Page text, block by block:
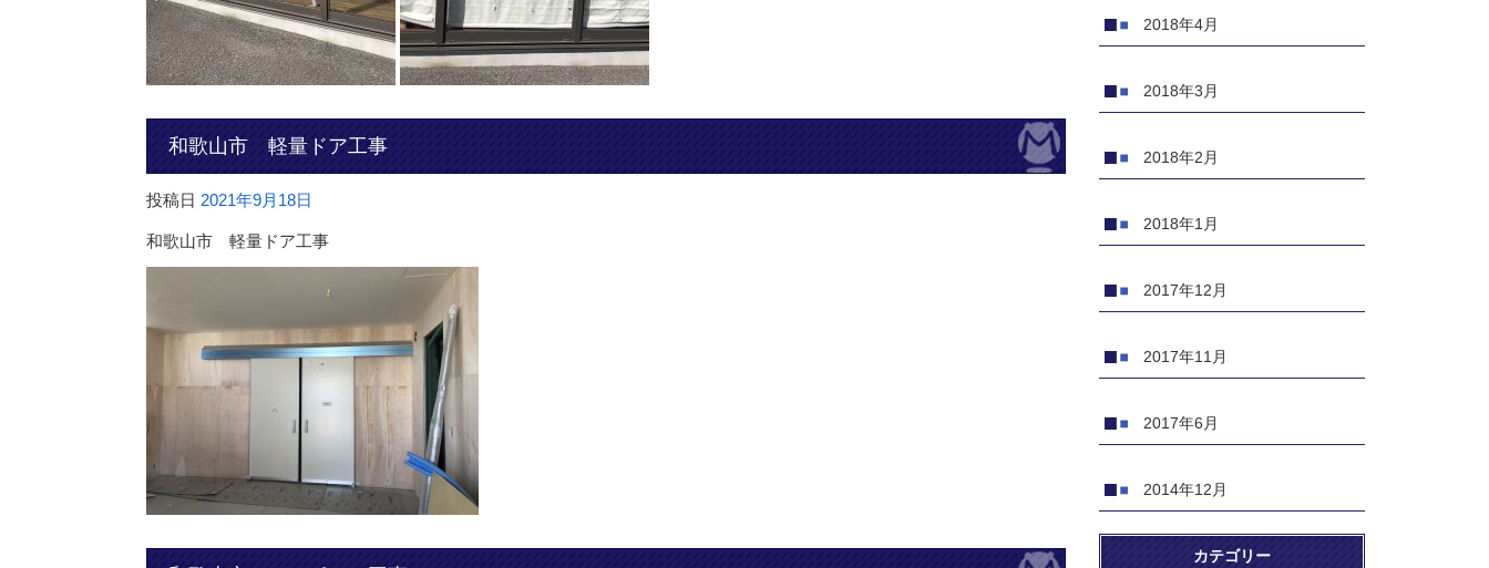
和歌山市 軽量ドア工事
投稿日 2021年9月18日
和歌山市 軽量ドア工事
2018年4月
2018年3月
2018年2月
2018年1月
2017年12月
2017年11月
2017年6月
2014年12月
カテゴリー